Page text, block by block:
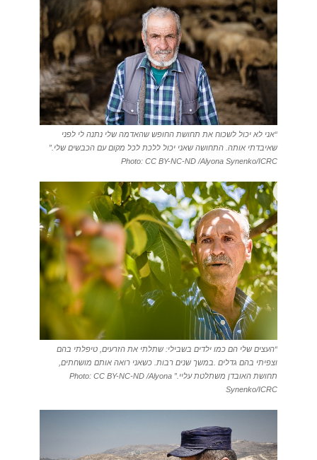
“אני לא יכול לשכוח את תחושת החופש שהאדמה שלי נתנה לי לפני
שאיבדתי אותה. התחושה שאני יכול ללכת לכל מקום עם הכבשים שלי.”
Photo: CC BY-NC-ND /Alyona Synenko/ICRC
“העצים שלי הם כמו ילדים בשבילי: שתלתי את הזרעים, טיפלתי בהם
וצפיתי בהם גדלים .במשך שנים רבות. כשאני רואה אותם מושחתים,
תחושת האובדן משתלטת עליי.” Photo: CC BY-NC-ND /Alyona
Synenko/ICRC